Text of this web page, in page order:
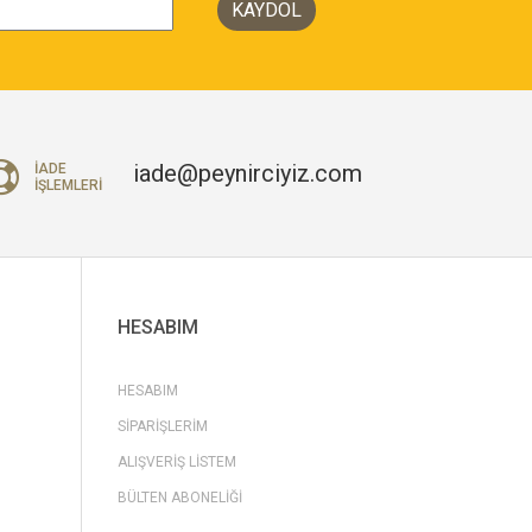
KAYDOL
İADE
İŞLEMLERI
iade@peynirciyiz.com
HESABIM
HESABIM
SIPARIŞLERIM
ALIŞVERIŞ LISTEM
BÜLTEN ABONELIĞI